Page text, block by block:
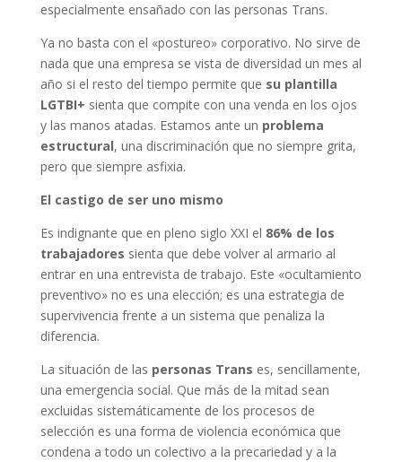
especialmente ensañado con las personas Trans.
Ya no basta con el «postureo» corporativo. No sirve de
nada que una empresa se vista de diversidad un mes al
año si el resto del tiempo permite que su plantilla
LGTBI+ sienta que compite con una venda en los ojos
y las manos atadas. Estamos ante un problema
estructural, una discriminación que no siempre grita,
pero que siempre asfixia.
El castigo de ser uno mismo
Es indignante que en pleno siglo XXI el 86% de los
trabajadores sienta que debe volver al armario al
entrar en una entrevista de trabajo. Este «ocultamiento
preventivo» no es una elección; es una estrategia de
supervivencia frente a un sistema que penaliza la
diferencia.
La situación de las personas Trans es, sencillamente,
una emergencia social. Que más de la mitad sean
excluidas sistemáticamente de los procesos de
selección es una forma de violencia económica que
condena a todo un colectivo a la precariedad y a la